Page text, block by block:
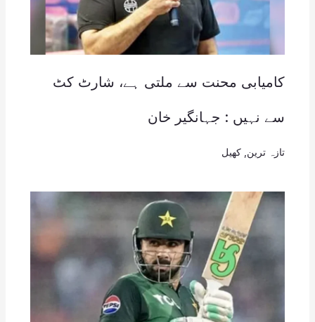
کامیابی محنت سے ملتی ہے، شارٹ کٹ
سے نہیں : جہانگیر خان
تازہ ترین کھیل